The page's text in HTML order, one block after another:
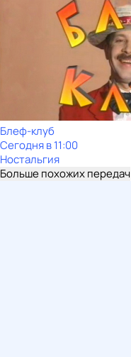
Блеф-клуб
Сегодня в 11:00
Ностальгия
Больше похожих передач